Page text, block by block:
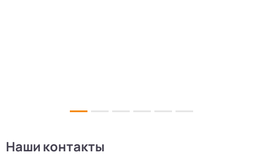
Наши контакты